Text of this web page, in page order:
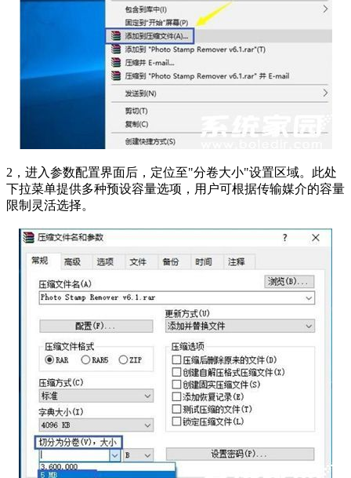
2，进入参数配置界面后，定位至"分卷大小"设置区域。此处
下拉菜单提供多种预设容量选项，用户可根据传输媒介的容量
限制灵活选择。